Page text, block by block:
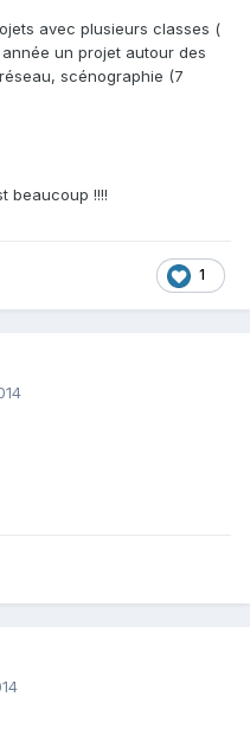
avec plusieurs classes (
un projet autour des
scénographie (7
beaucoup !!!!
1